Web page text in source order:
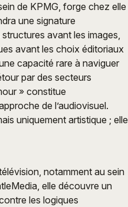
de KPMG, forge chez elle
une signature
avant les images,
avant les choix éditoriaux
capacité rare à naviguer
par des secteurs
» constitue
de l’audiovisuel.
uniquement artistique ; elle
notamment au sein
elle découvre un
les logiques